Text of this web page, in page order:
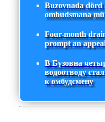
Buzovnada dörd
ombudsmana
Four-month
prompt an
В Бузовна
водоотводу
к омбудсмену